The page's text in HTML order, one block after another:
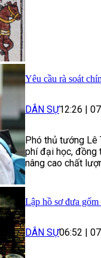
Yêu cầu rà soát
DÂN SỰ12:26 |
Phó thủ tướng Lê
phí đại học, đồng
nâng cao chất
Lập hồ sơ đưa
DÂN SỰ06:52 |